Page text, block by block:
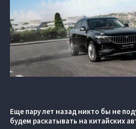
Еще пару лет назад никто бы не
будем раскатывать на китайских